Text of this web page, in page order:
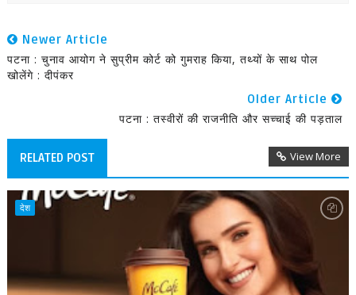
Newer Article
पटना : चुनाव आयोग ने सुप्रीम कोर्ट को गुमराह किया, तथ्यों के साथ पोल
खोलेंगे : दीपंकर
Older Article
पटना : तस्वीरों की राजनीति और सच्चाई की पड़ताल
RELATED POST View More
देश